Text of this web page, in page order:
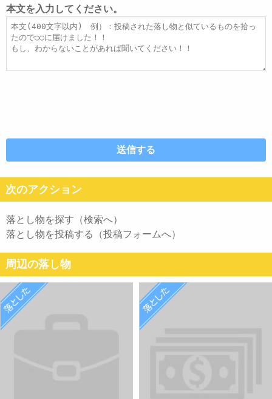
レ
ス
ト
ル
本文を入力してください。
本
文
次のアクション
落とし物を探す（検索へ）
落とし物を投稿する（投稿フォームへ）
周辺の落し物